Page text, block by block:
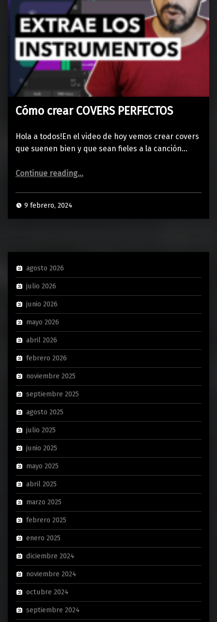
Cómo crear COVERS PERFECTOS
Hola a todos!En el video de hoy vemos crear covers
que suenen bien y que sean fieles a la canción…
Continue reading…
9 febrero, 2024
agosto 2026
julio 2026
junio 2026
mayo 2026
abril 2026
febrero 2026
noviembre 2025
septiembre 2025
agosto 2025
julio 2025
junio 2025
mayo 2025
abril 2025
marzo 2025
febrero 2025
enero 2025
diciembre 2024
noviembre 2024
octubre 2024
septiembre 2024